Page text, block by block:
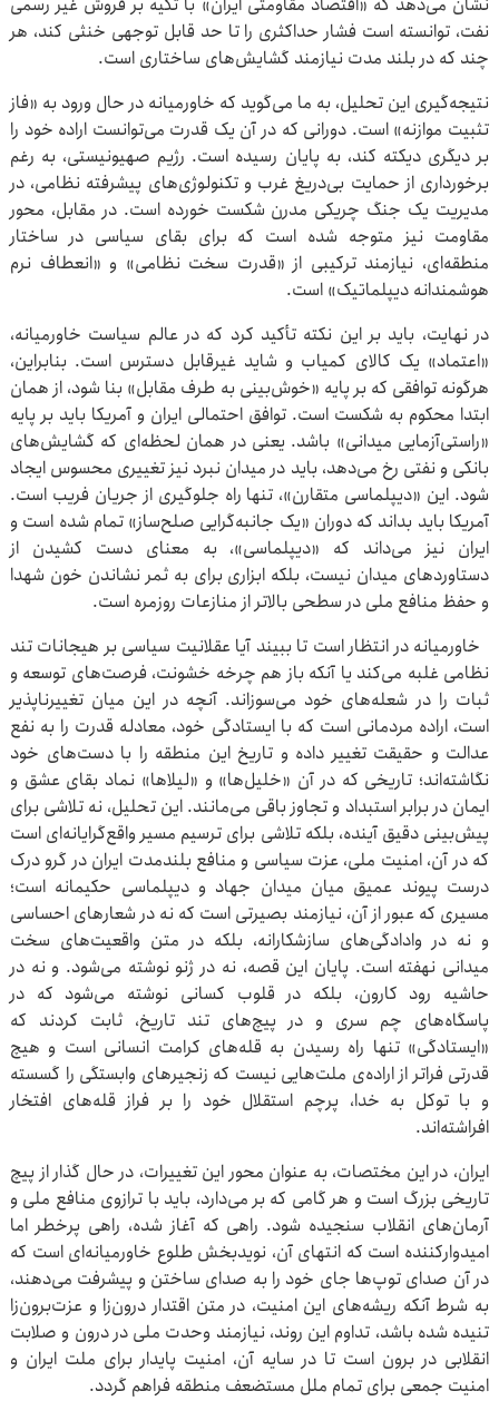
نفت، توانسته است فشار حداکثری را تا حد قابل توجهی خنثی کند، هر
چند که در بلند مدت نیازمند گشایش‌های ساختاری است.
نتیجه‌گیری این تحلیل، به ما می‌گوید که خاورمیانه در حال ورود به «فاز
تثبیت موازنه» است. دورانی که در آن یک قدرت می‌توانست اراده‌ خود را
بر دیگری دیکته کند، به پایان رسیده است. رژیم صهیونیستی، به رغم
برخورداری از حمایت بی‌دریغ غرب و تکنولوژی‌های پیشرفته‌ نظامی، در
مدیریت یک جنگ چریکی مدرن شکست خورده است. در مقابل، محور
مقاومت نیز متوجه شده است که برای بقای سیاسی در ساختار
منطقه‌ای، نیازمند ترکیبی از «قدرت سخت نظامی» و «انعطاف نرم
هوشمندانه دیپلماتیک» است.
در نهایت، باید بر این نکته تأکید کرد که در عالم سیاست خاورمیانه،
«اعتماد» یک کالای کمیاب و شاید غیرقابل دسترس است. بنابراین،
هرگونه توافقی که بر پایه‌ «خوش‌بینی به طرف مقابل» بنا شود، از همان
ابتدا محکوم به شکست است. توافق احتمالی ایران و آمریکا باید بر پایه‌
«راستی‌آزمایی میدانی» باشد. یعنی در همان لحظه‌ای که گشایش‌های
بانکی و نفتی رخ می‌دهد، باید در میدان نبرد نیز تغییری محسوس ایجاد
شود. این «دیپلماسی متقارن»، تنها راه جلوگیری از جریان فریب است.
آمریکا باید بداند که دوران «یک جانبه‌گرایی صلح‌ساز» تمام شده است و
ایران نیز می‌داند که «دیپلماسی»، به معنای دست کشیدن از
دستاوردهای میدان نیست، بلکه ابزاری برای به ثمر نشاندن خون شهدا
و حفظ منافع ملی در سطحی بالاتر از منازعات روزمره است.
خاورمیانه در انتظار است تا ببیند آیا عقلانیت سیاسی بر هیجانات تند
نظامی غلبه می‌کند یا آنکه باز هم چرخه‌ خشونت، فرصت‌های توسعه و
ثبات را در شعله‌های خود می‌سوزاند. آنچه در این میان تغییرناپذیر
است، اراده‌ مردمانی است که با ایستادگی خود، معادله‌ قدرت را به نفع
عدالت و حقیقت تغییر داده و تاریخ این منطقه را با دست‌های خود
نگاشته‌اند؛ تاریخی که در آن «خلیل‌ها» و «لیلاها» نماد بقای عشق و
ایمان در برابر استبداد و تجاوز باقی می‌مانند. این تحلیل، نه تلاشی برای
پیش‌بینی دقیق آینده، بلکه تلاشی برای ترسیم مسیر واقع‌گرایانه‌ای است
که در آن، امنیت ملی، عزت سیاسی و منافع بلندمدت ایران در گرو درک
درست پیوند عمیق میان میدان جهاد و دیپلماسی حکیمانه است؛
مسیری که عبور از آن، نیازمند بصیرتی است که نه در شعارهای احساسی
و نه در وادادگی‌های سازشکارانه، بلکه در متن واقعیت‌های سخت
میدانی نهفته است. پایان این قصه، نه در ژنو نوشته می‌شود. و نه در
حاشیه رود کارون، بلکه در قلوب کسانی نوشته می‌شود که در
پاسگاه‌های چم سری و در پیچ‌های تند تاریخ، ثابت کردند که
«ایستادگی» تنها راه رسیدن به قله‌های کرامت انسانی است و هیچ
قدرتی فراتر از اراده‌ی ملت‌هایی نیست که زنجیرهای وابستگی را گسسته
و با توکل به خدا، پرچم استقلال خود را بر فراز قله‌های افتخار
افراشته‌اند.
ایران، در این مختصات، به عنوان محور این تغییرات، در حال گذار از پیچ
تاریخی بزرگ است و هر گامی که بر می‌دارد، باید با ترازوی منافع ملی و
آرمان‌های انقلاب سنجیده شود. راهی که آغاز شده، راهی پرخطر اما
امیدوارکننده است که انتهای آن، نویدبخش طلوع خاورمیانه‌ای است که
در آن صدای توپ‌ها جای خود را به صدای ساختن و پیشرفت می‌دهند،
به شرط آنکه ریشه‌های این امنیت، در متن اقتدار درون‌زا و عزت‌برون‌زا
تنیده شده باشد، تداوم این روند، نیازمند وحدت ملی در درون و صلابت
انقلابی در برون است تا در سایه‌ آن، امنیت پایدار برای ملت ایران و
امنیت جمعی برای تمام ملل مستضعف منطقه فراهم گردد.